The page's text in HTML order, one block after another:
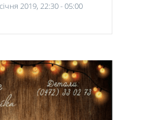
2019, 22:30 - 05:00